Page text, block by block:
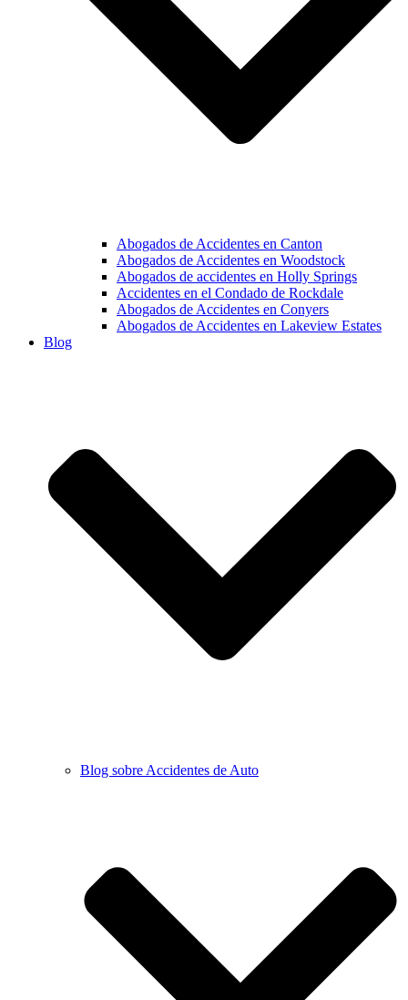
Abogados de Accidentes en Canton
Abogados de Accidentes en Woodstock
Abogados de accidentes en Holly Springs
Accidentes en el Condado de Rockdale
Abogados de Accidentes en Conyers
Abogados de Accidentes en Lakeview Estates
Blog
Blog sobre Accidentes de Auto